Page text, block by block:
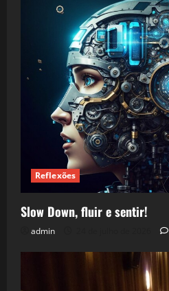
Reflexões
Slow Down, fluir e sentir!
admin